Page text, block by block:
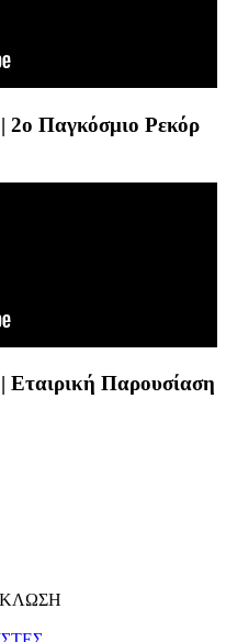
2ο Παγκόσμιο Ρεκόρ
Εταιρική Παρουσίαση